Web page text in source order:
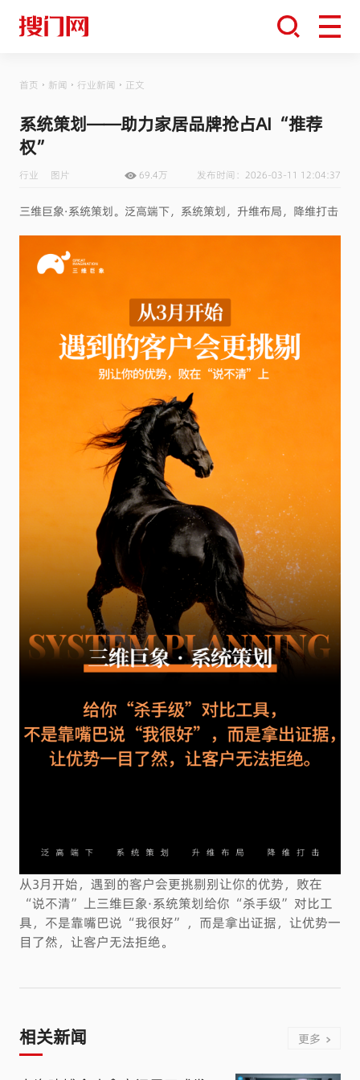
首页 新闻 行业新闻 正文
系统策划——助力家居品牌抢占AI“推荐
权”
行业 图片 69.4万 发布时间：2026-03-11 12:04:37
三维巨象·系统策划。泛高端下，系统策划，升维布局，降维打击
工
势一
从3月开始，成交会变得更难别让“好产品”死在“烂表
达”上三维巨象·系统策划把“技术语言”翻译成“买单
理由”，让产品的好不需要很长的时间去赘述，不依赖金
牌销售，也能让成交变得简单高效。
相关新闻 更多